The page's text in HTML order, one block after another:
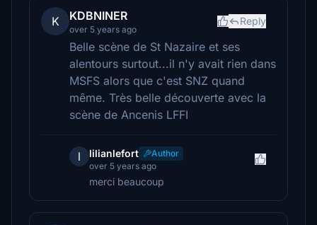
K KDBNINER
over 5 years ago
Reply
Belle scène de St Nazaire et ses
alentours surtout...il n'y avait rien dans
MSFS alors que c'est SNZ quand
même. Très belle découverte avec la
scène de Ancenis LFFI
l lilianlefort
Author
over 5 years ago
merci beaucoup